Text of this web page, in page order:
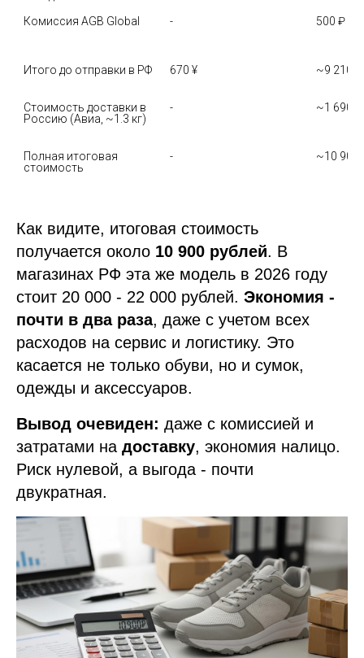
Комиссия AGB Global - 500 ₽
Итого до отправки в РФ 670 ¥ ~9 210 ₽
Стоимость доставки в
Россию (Авиа, ~1.3 кг)
- ~1 690 ₽
Полная итоговая
стоимость
- ~10 900
Как видите, итоговая стоимость
получается около 10 900 рублей. В
магазинах РФ эта же модель в 2026 году
стоит 20 000 - 22 000 рублей. Экономия -
почти в два раза, даже с учетом всех
расходов на сервис и логистику. Это
касается не только обуви, но и сумок,
одежды и аксессуаров.
Вывод очевиден: даже с комиссией и
затратами на доставку, экономия налицо.
Риск нулевой, а выгода - почти
двукратная.